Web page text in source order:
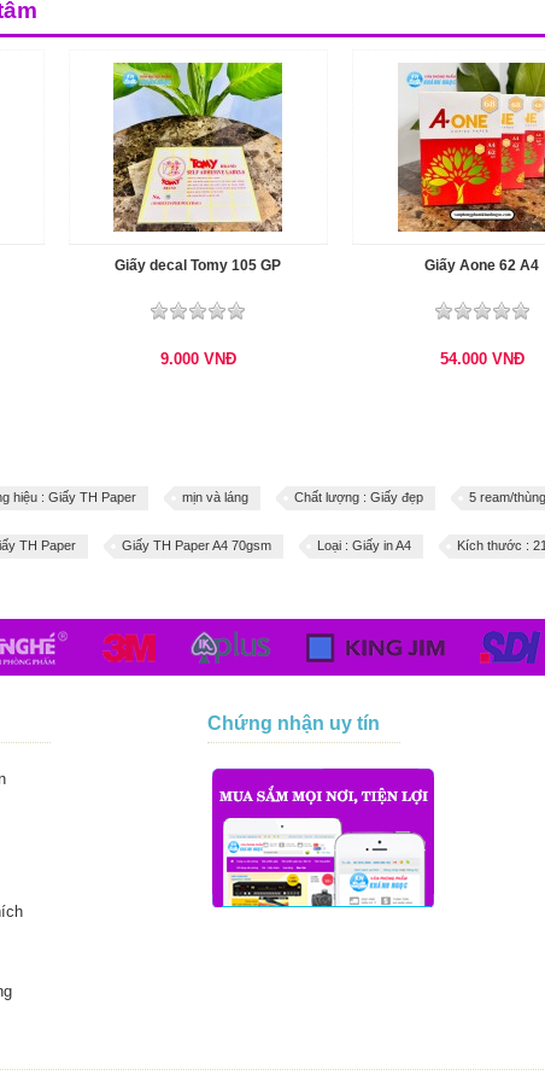
Giấy decal Tomy 105 GP
9.000 VNĐ
Giấy Aone 62 A4
54.000 VNĐ
hiệu : Giấy TH Paper mịn và láng Chất lượng : Giấy đẹp 5 ream/thùng
TH Paper Giấy TH Paper A4 70gsm Loại : Giấy in A4 Kích thước :
Chứng nhận uy tín